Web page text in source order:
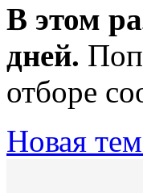
В этом
дней.
отборе
Новая